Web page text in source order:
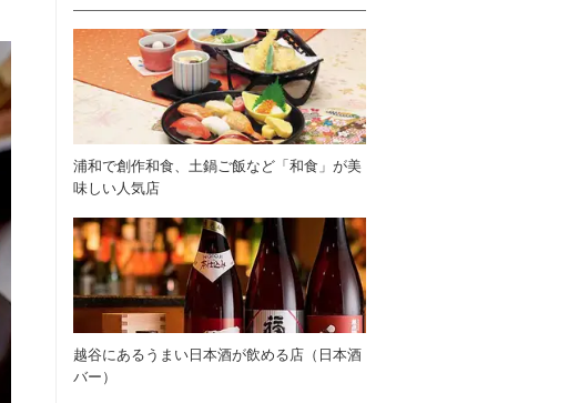
浦和で創作和食、土鍋ご飯など「和食」が美
味しい人気店
越谷にあるうまい日本酒が飲める店（日本酒
バー）